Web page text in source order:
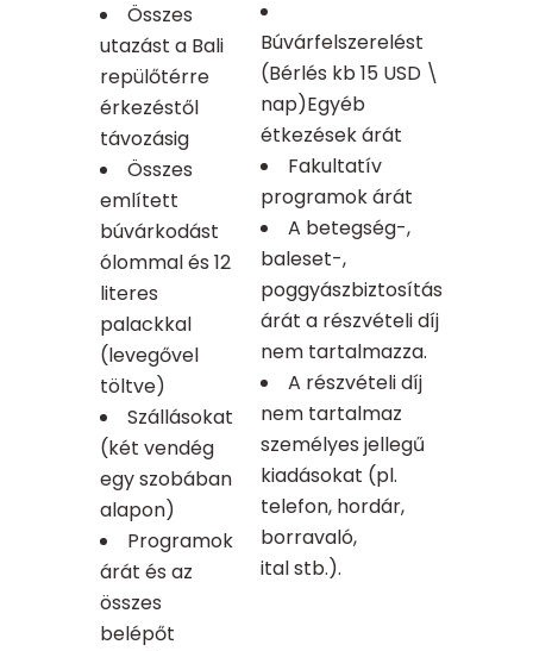
Összes
utazást a Bali
repülőtérre
érkezéstől
távozásig
Összes
említett
búvárkodást
ólommal és 12
literes
palackkal
(levegővel
töltve)
Szállásokat
(két vendég
egy szobában
alapon)
Programok
árát és az
összes
belépőt
Búvárfelszerelést
(Bérlés kb 15 USD \
nap)Egyéb
étkezések árát
Fakultatív
programok árát
A betegség-,
baleset-,
poggyászbiztosítás
árát a részvételi díj
nem tartalmazza.
A részvételi díj
nem tartalmaz
személyes jellegű
kiadásokat (pl.
telefon, hordár,
borravaló,
ital stb.).